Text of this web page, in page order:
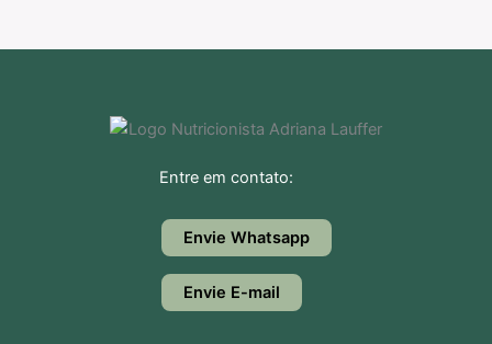
Entre em contato:
Envie Whatsapp
Envie E-mail